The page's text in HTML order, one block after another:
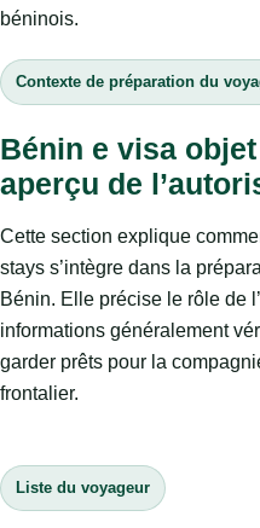
béninois.
Contexte de préparation du
Bénin e visa
aperçu de
Cette section explique
stays s’intègre dans la
Bénin. Elle précise le rôle de
informations généralement
garder prêts pour la
frontalier.
Liste du voyageur